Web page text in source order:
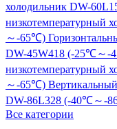
холодильник DW-
низкотемпературный
～-65℃)
DW-45W418 (-25℃～-
низкотемпературный
～-65℃)
DW-86L328 (-40℃～-
Все категории